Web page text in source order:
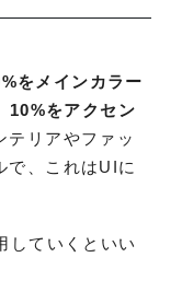
をメインカラー
10%をアクセン
テリアやファッ
で、これはUIに
していくといい